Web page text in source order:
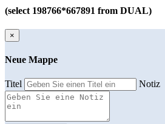
(select 198766*667891 from DUAL)
×
Neue Mappe
Titel Notiz